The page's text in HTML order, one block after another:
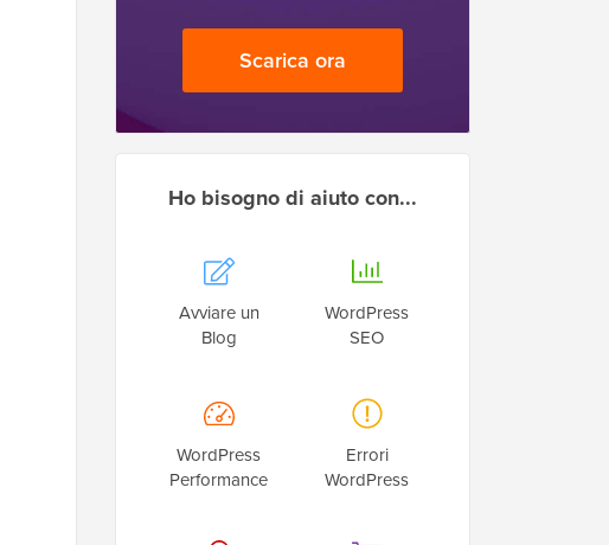
Scarica ora
Ho bisogno di aiuto con...
Avviare un
Blog
WordPress
SEO
WordPress
Performance
Errori
WordPress